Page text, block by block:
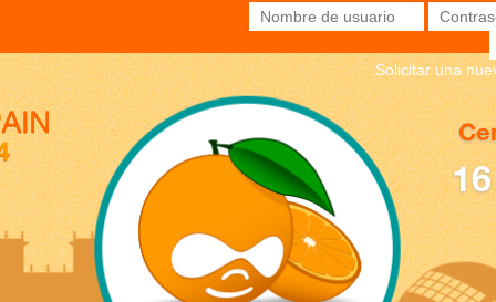
Nombre de usuario*
Solicitar una